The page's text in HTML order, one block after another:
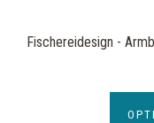
Fischereidesign -